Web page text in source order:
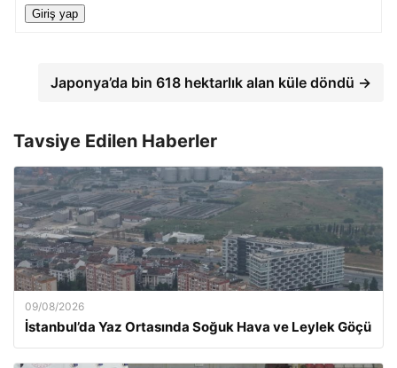
Giriş yap
Japonya’da bin 618 hektarlık alan küle döndü →
Tavsiye Edilen Haberler
09/08/2026
İstanbul’da Yaz Ortasında Soğuk Hava ve Leylek Göçü